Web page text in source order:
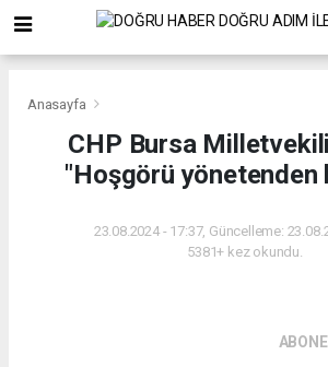
Anasayfa
CHP Bursa
"Hoşgörü yönetenden
23.08.2024 - 17:37, Güncelleme:
5381+ kez okundu.